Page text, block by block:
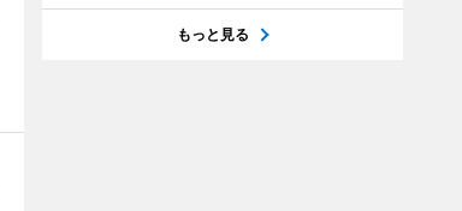
もっと見る